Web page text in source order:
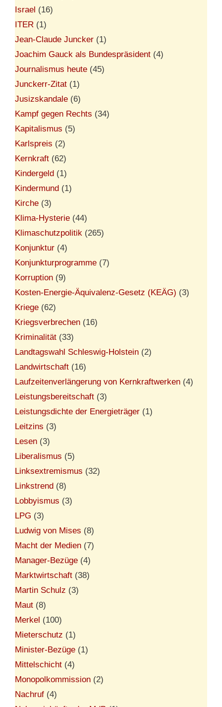
Israel (16)
ITER (1)
Jean-Claude Juncker (1)
Joachim Gauck als Bundespräsident (4)
Journalismus heute (45)
Junckerr-Zitat (1)
Jusizskandale (6)
Kampf gegen Rechts (34)
Kapitalismus (5)
Karlspreis (2)
Kernkraft (62)
Kindergeld (1)
Kindermund (1)
Kirche (3)
Klima-Hysterie (44)
Klimaschutzpolitik (265)
Konjunktur (4)
Konjunkturprogramme (7)
Korruption (9)
Kosten-Energie-Äquivalenz-Gesetz (KEÄG) (3)
Kriege (62)
Kriegsverbrechen (16)
Kriminalität (33)
Landtagswahl Schleswig-Holstein (2)
Landwirtschaft (16)
Laufzeitenverlängerung von Kernkraftwerken (4)
Leistungsbereitschaft (3)
Leistungsdichte der Energieträger (1)
Leitzins (3)
Lesen (3)
Liberalismus (5)
Linksextremismus (32)
Linkstrend (8)
Lobbyismus (3)
LPG (3)
Ludwig von Mises (8)
Macht der Medien (7)
Manager-Bezüge (4)
Marktwirtschaft (38)
Martin Schulz (3)
Maut (8)
Merkel (100)
Mieterschutz (1)
Minister-Bezüge (1)
Mittelschicht (4)
Monopolkommission (2)
Nachruf (4)